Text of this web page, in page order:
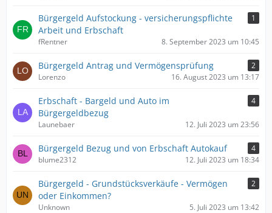
Bürgergeld Aufstockung - versicherungspflichte
Arbeit und Erbschaft
1
fRentner 8. September 2023 um 10:45
Bürgergeld Antrag und Vermögensprüfung
2
Lorenzo
16. August 2023 um 13:17
Erbschaft - Bargeld und Auto im
Bürgergeldbezug
4
Launebaer 12. Juli 2023 um 23:56
Bürgergeld Bezug und von Erbschaft Autokauf
4
blume2312
12. Juli 2023 um 18:34
Bürgergeld - Grundstücksverkäufe - Vermögen
oder Einkommen?
2
Unknown 5. Juli 2023 um 13:42